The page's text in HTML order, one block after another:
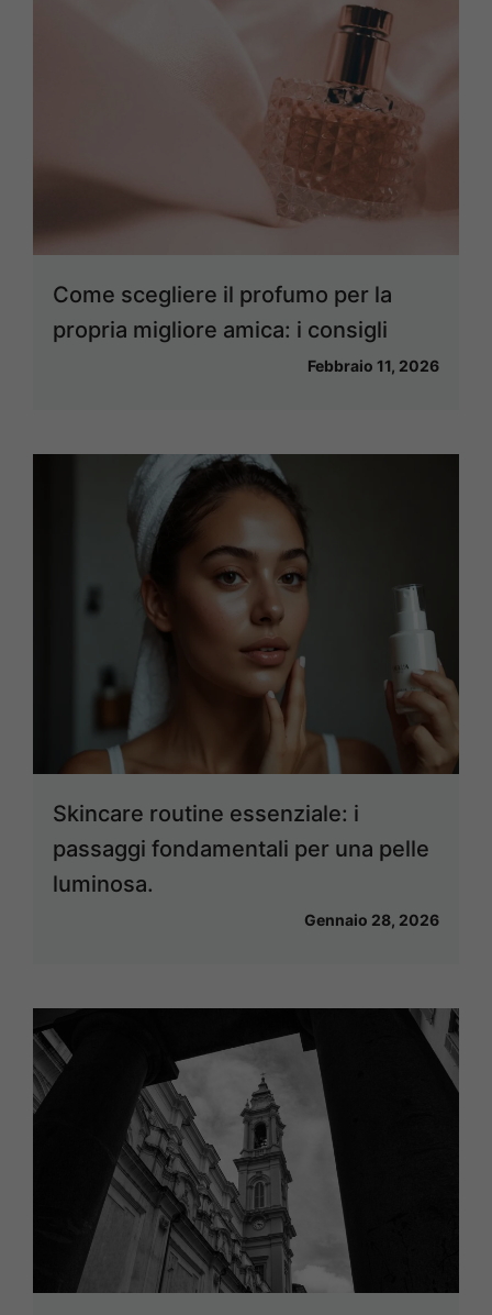
Come scegliere il profumo per la
propria migliore amica: i consigli
Febbraio 11, 2026
Skincare routine essenziale: i
passaggi fondamentali per una pelle
luminosa.
Gennaio 28, 2026